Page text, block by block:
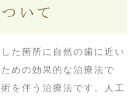
いて
た箇所に自然の歯に近い
めの効果的な治療法で
を伴う治療法です。人工